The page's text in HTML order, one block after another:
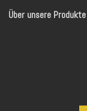
Über unsere Produkte